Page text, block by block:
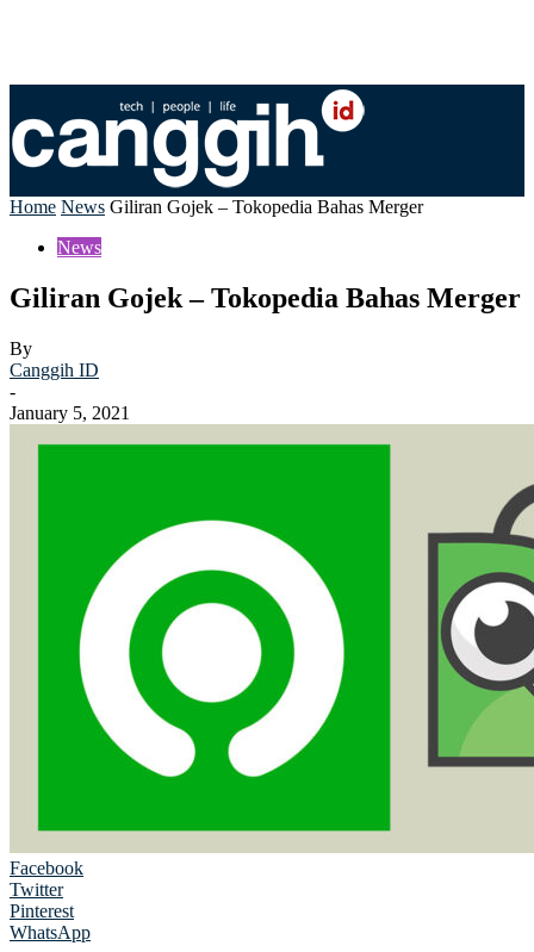
Home News Giliran Gojek – Tokopedia Bahas Merger
News
Giliran Gojek – Tokopedia Bahas Merger
By
Canggih ID
-
January 5, 2021
Facebook
Twitter
Pinterest
WhatsApp